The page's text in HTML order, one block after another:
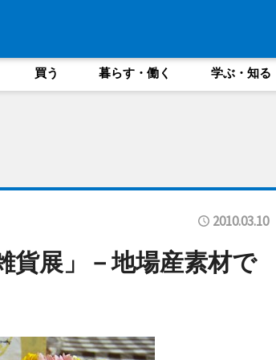
買う 暮らす・働く 学ぶ・知る
2010.03.10
貨展」－地場産素材で